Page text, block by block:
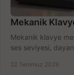
Mekanik
Mekanik klavye
ses seviyesi,
22 Temmuz 2026